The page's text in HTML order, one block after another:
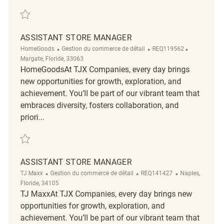
Sauvegarder Assistant Store Manager REQ114512
ASSISTANT STORE MANAGER
HomeGoods Catégorie
Gestion du commerce de détail ReqId
REQ119562
Margate, Floride, 33063
HomeGoodsAt TJX Companies, every day brings
new opportunities for growth, exploration, and
achievement. You’ll be part of our vibrant team that
embraces diversity, fosters collaboration, and
priori...
Sauvegarder Assistant Store Manager REQ119562
ASSISTANT STORE MANAGER
TJ Maxx Catégorie
Gestion du commerce de détail ReqId
REQ141427 Emplacement
Naples,
Floride, 34105
TJ MaxxAt TJX Companies, every day brings new
opportunities for growth, exploration, and
achievement. You’ll be part of our vibrant team that